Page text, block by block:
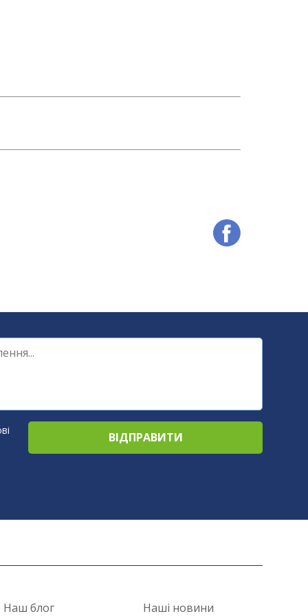
Наш блог Наші новини